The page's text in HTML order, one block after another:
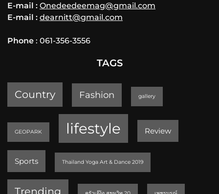
E-mail : Onedeedeemag@gmail.com
E-mail : dearnitt@gmail.com
Phone : 061-356-3556
TAGS
Country Fashion gallery
GEOPARK lifestyle Review
Sports Thailand Yoga Art & Dance 2019
Trending